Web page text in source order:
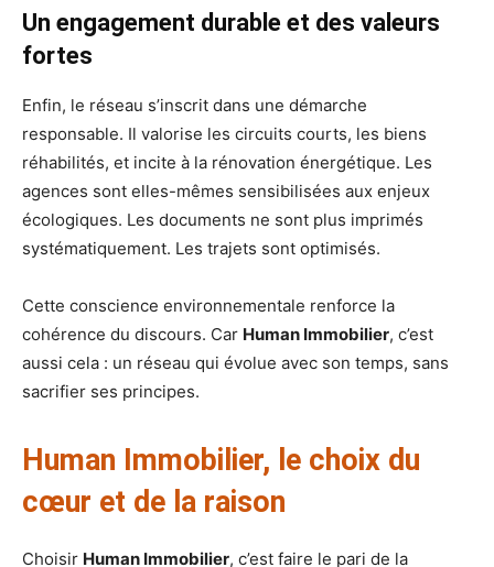
Un engagement durable et des valeurs
fortes
Enfin, le réseau s’inscrit dans une démarche
responsable. Il valorise les circuits courts, les biens
réhabilités, et incite à la rénovation énergétique. Les
agences sont elles-mêmes sensibilisées aux enjeux
écologiques. Les documents ne sont plus imprimés
systématiquement. Les trajets sont optimisés.
Cette conscience environnementale renforce la
cohérence du discours. Car Human Immobilier, c’est
aussi cela : un réseau qui évolue avec son temps, sans
sacrifier ses principes.
Human Immobilier, le choix du
cœur et de la raison
Choisir Human Immobilier, c’est faire le pari de la